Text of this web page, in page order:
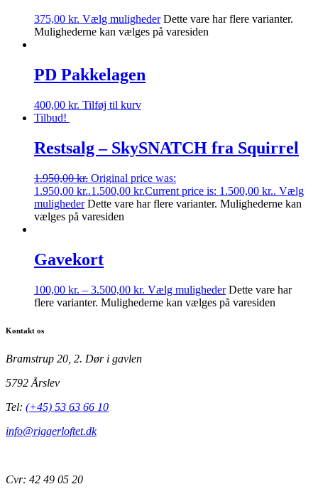
375,00 kr. Vælg muligheder Dette vare har flere varianter.
Mulighederne kan vælges på varesiden
PD Pakkelagen
400,00 kr. Tilføj til kurv
Tilbud!
Restsalg – SkySNATCH fra Squirrel
1.950,00kr. Original price was:
1.950,00 kr..1.500,00 kr.Current price is: 1.500,00 kr.. Vælg
muligheder Dette vare har flere varianter. Mulighederne kan
vælges på varesiden
Gavekort
100,00 kr. – 3.500,00 kr. Vælg muligheder Dette vare har
flere varianter. Mulighederne kan vælges på varesiden
Kontakt os
Bramstrup 20, 2. Dør i gavlen
5792 Årslev
Tel: (+45) 53 63 66 10
info@riggerloftet.dk
Cvr: 42 49 05 20